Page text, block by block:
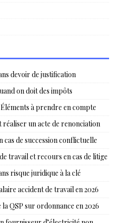
devoir de justification
on doit des impôts
à prendre en compte
un acte de renonciation
de succession conflictuelle
travail et recours en cas de litige
risque juridique à la clé
accident de travail en 2026
QSP sur ordonnance en 2026